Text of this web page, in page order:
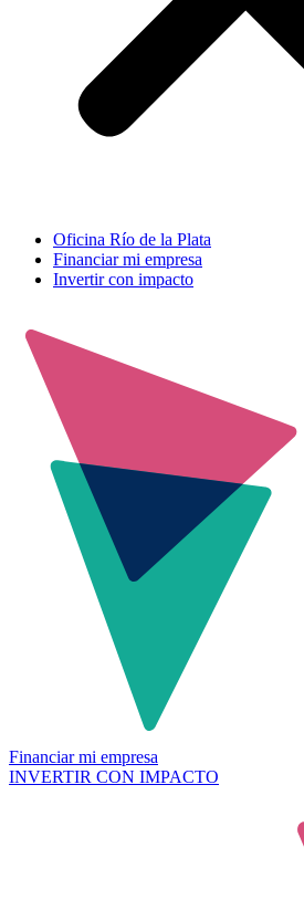
Oficina Río de la Plata
Financiar mi empresa
Invertir con impacto
Financiar mi empresa
INVERTIR CON IMPACTO